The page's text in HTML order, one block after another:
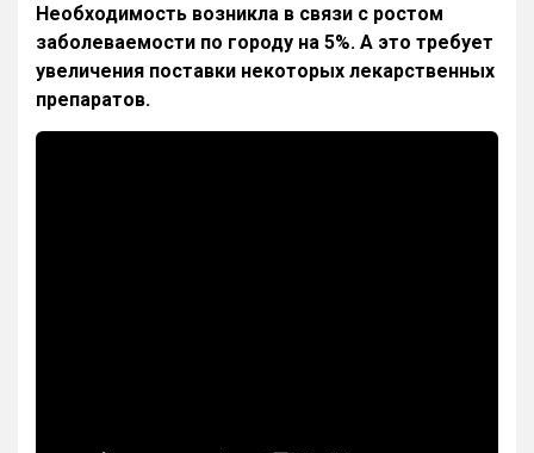
Необходимость возникла в связи с ростом
заболеваемости по городу на 5%. А это требует
увеличения поставки некоторых лекарственных
препаратов.